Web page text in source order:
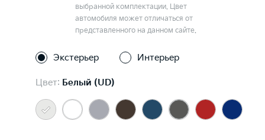
выбранной комплектации. Цвет
автомобиля может отличаться от
представленного на данном сайте.
Экстерьер Интерьер
Цвет: Белый (UD)